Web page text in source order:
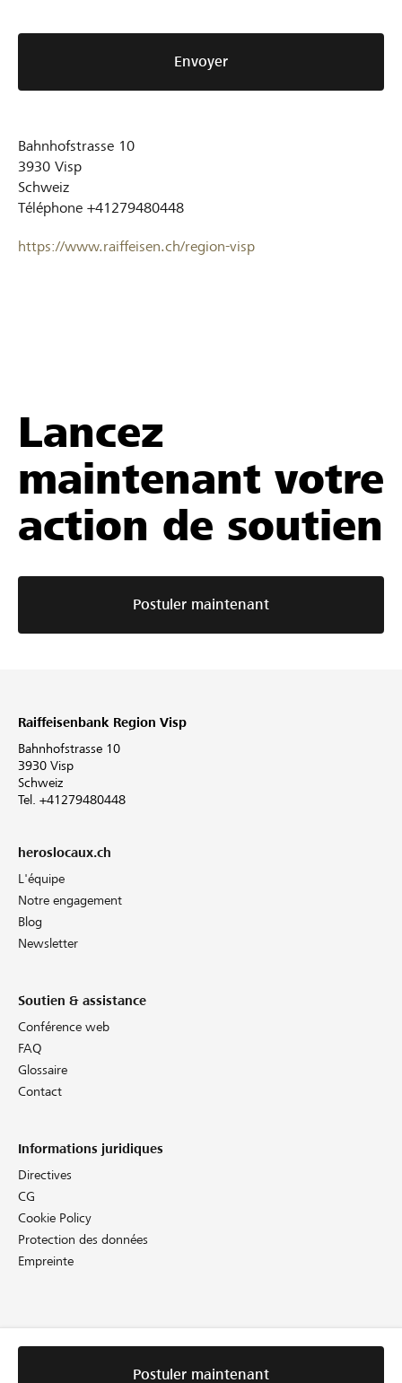
Envoyer
Bahnhofstrasse 10
3930 Visp
Schweiz
Téléphone +41279480448
https://www.raiffeisen.ch/region-visp
Lancez
maintenant votre
action de soutien
Postuler maintenant
Postuler maintenant
Raiffeisenbank Region Visp
Bahnhofstrasse 10
3930 Visp
Schweiz
Tel. +41279480448
heroslocaux.ch
L'équipe
Notre engagement
Blog
Newsletter
Soutien & assistance
Conférence web
FAQ
Glossaire
Contact
Informations juridiques
Directives
CG
Cookie Policy
Protection des données
Empreinte